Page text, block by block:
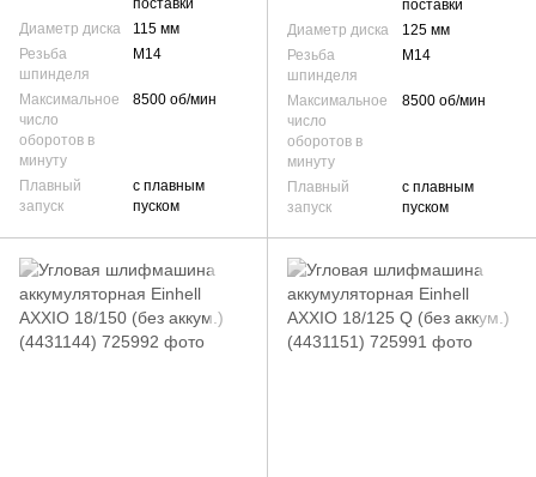
Диаметр диска
115 мм
Резьба
шпинделя
М14
Максимальное
число
оборотов в
минуту
8500 об/мин
Плавный
запуск
с плавным
пуском
поставки
Диаметр диска
125 мм
Резьба
шпинделя
М14
Максимальное
число
оборотов в
минуту
8500 об/мин
Плавный
запуск
с плавным
пуском